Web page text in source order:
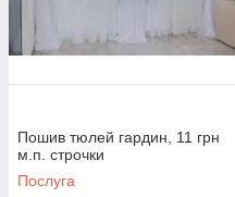
Пошив тюлей гардин, 11 грн
м.п. строчки
Послуга